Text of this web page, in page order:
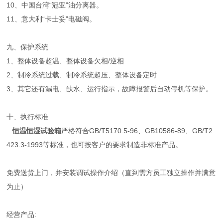
10、中国台湾“冠亚”油分离器。
11、意大利“卡士妥”电磁阀。
九、保护系统
1、整体设备超温、整体设备欠相/逆相
2、制冷系统过载、制冷系统超压、整体设备定时
3、其它还有漏电、缺水、运行指示，故障报警后自动停机等保护。
十、执行标准
恒温恒湿试验箱严格符合GB/T5170.5-96、GB10586-89、GB/T2
423.3-1993等标准，也可按客户的要求制造非标准产品。
免费送货上门，并安装调试操作介绍（直到需方员工独立操作并满意
为止）
经营产品: